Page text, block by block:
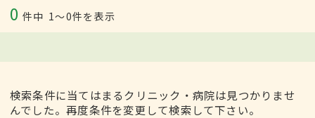
0 件中 1〜0件を表示
検索条件に当てはまるクリニック・病院は見つかりませ
んでした。再度条件を変更して検索して下さい。